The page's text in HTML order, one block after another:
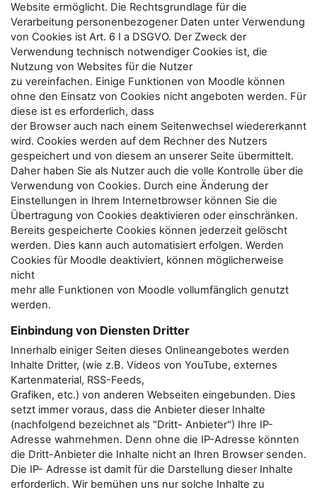
Website ermöglicht. Die Rechtsgrundlage für die
Verarbeitung personenbezogener Daten unter Verwendung
von Cookies ist Art. 6 I a DSGVO. Der Zweck der
Verwendung technisch notwendiger Cookies ist, die
Nutzung von Websites für die Nutzer
zu vereinfachen. Einige Funktionen von Moodle können
ohne den Einsatz von Cookies nicht angeboten werden. Für
diese ist es erforderlich, dass
der Browser auch nach einem Seitenwechsel wiedererkannt
wird. Cookies werden auf dem Rechner des Nutzers
gespeichert und von diesem an unserer Seite übermittelt.
Daher haben Sie als Nutzer auch die volle Kontrolle über die
Verwendung von Cookies. Durch eine Änderung der
Einstellungen in Ihrem Internetbrowser können Sie die
Übertragung von Cookies deaktivieren oder einschränken.
Bereits gespeicherte Cookies können jederzeit gelöscht
werden. Dies kann auch automatisiert erfolgen. Werden
Cookies für Moodle deaktiviert, können möglicherweise
nicht
mehr alle Funktionen von Moodle vollumfänglich genutzt
werden.
Einbindung von Diensten Dritter
Innerhalb einiger Seiten dieses Onlineangebotes werden
Inhalte Dritter, (wie z.B. Videos von YouTube, externes
Kartenmaterial, RSS-Feeds,
Grafiken, etc.) von anderen Webseiten eingebunden. Dies
setzt immer voraus, dass die Anbieter dieser Inhalte
(nachfolgend bezeichnet als "Dritt- Anbieter") Ihre IP-
Adresse wahrnehmen. Denn ohne die IP-Adresse könnten
die Dritt-Anbieter die Inhalte nicht an Ihren Browser senden.
Die IP- Adresse ist damit für die Darstellung dieser Inhalte
erforderlich. Wir bemühen uns nur solche Inhalte zu